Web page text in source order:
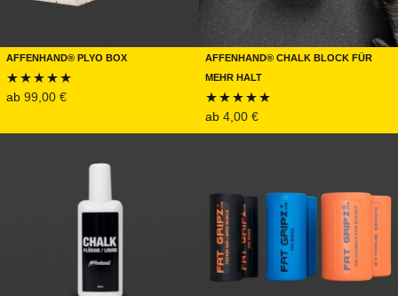
Affenhand® Plyo Box
Bewertet mit
ab 99,00 €
Affenhand® Chalk Block für
mehr Halt
Bewertet mit
ab 4,00 €